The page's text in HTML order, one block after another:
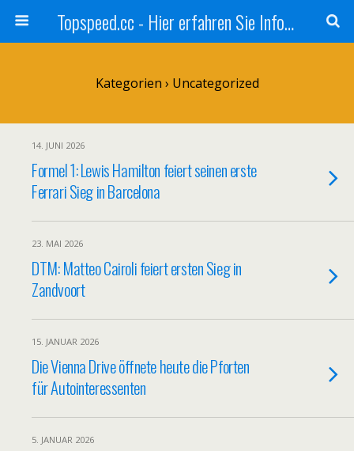
Topspeed.cc - Hier erfahren Sie Infos über die Rennsportszene mit Vollgas
Kategorien › Uncategorized
14. JUNI 2026
Formel 1: Lewis Hamilton feiert seinen erste
Ferrari Sieg in Barcelona
23. MAI 2026
DTM: Matteo Cairoli feiert ersten Sieg in
Zandvoort
15. JANUAR 2026
Die Vienna Drive öffnete heute die Pforten
für Autointeressenten
5. JANUAR 2026